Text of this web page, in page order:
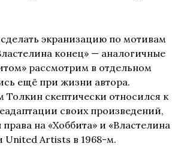
экранизацию по мотивам
конец» — аналогичные
рассмотрим в отдельном
ещё при жизни автора.
Толкин скептически относился к
своих произведений,
на «Хоббита» и «Властелина
United Artists в 1968-м.